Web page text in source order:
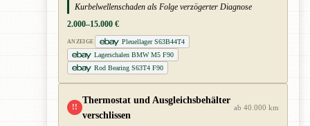
Kurbelwellenschaden als Folge verzögerter Diagnose
2.000–15.000 €
ANZEIGE
Pleuellager S63B44T4
Lagerschalen BMW M5 F90
Rod Bearing S63T4 F90
!!
Thermostat und Ausgleichsbehälter
verschlissen
ab 40.000 km